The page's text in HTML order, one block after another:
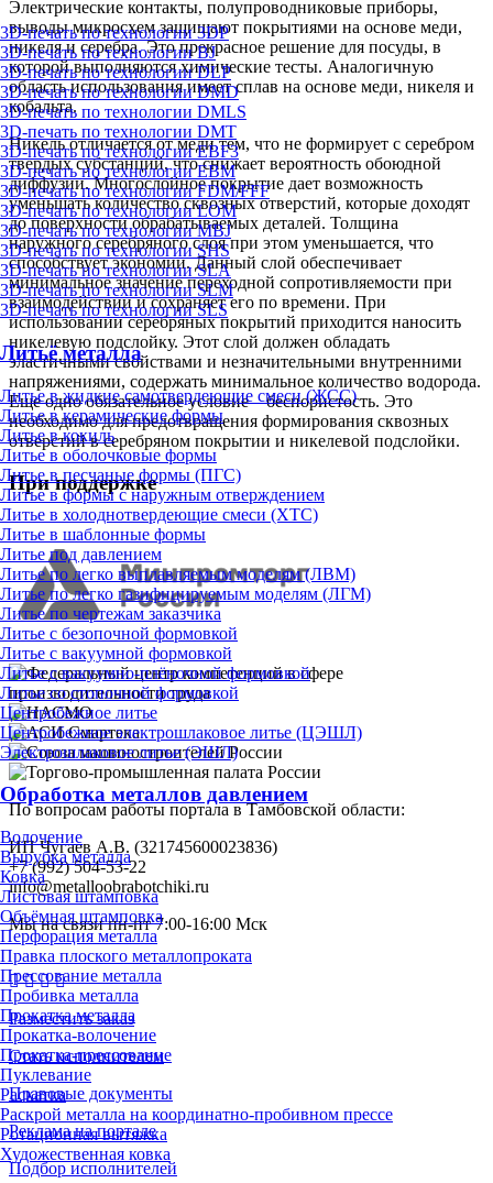
3D-печать по технологии 3DP
3D-печать по технологии BJ
3D-печать по технологии DLP
3D-печать по технологии DMD
3D-печать по технологии DMLS
3D-печать по технологии DMT
3D-печать по технологии EBF3
3D-печать по технологии EBM
3D-печать по технологии FDM/FFF
3D-печать по технологии LOM
3D-печать по технологии MBJ
3D-печать по технологии SHS
3D-печать по технологии SLA
3D-печать по технологии SLM
3D-печать по технологии SLS
Литьё металла
Литье в жидкие самотвердеющие смеси (ЖСС)
Литье в керамические формы
Литье в кокиль
Литье в оболочковые формы
Литье в песчаные формы (ПГС)
Литье в формы с наружным отверждением
Литье в холоднотвердеющие смеси (ХТС)
Литье в шаблонные формы
Литье под давлением
Литье по легко выплавляемым моделям (ЛВМ)
Литье по легко газифицируемым моделям (ЛГМ)
Литье по чертежам заказчика
Литье с безопочной формовкой
Литье с вакуумной формовкой
Литье с вакуумно-плёночной формовкой
Литье со стопочной формовкой
Центробежное литье
Центробежное электрошлаковое литье (ЦЭШЛ)
Электрошлаковое литье (ЭШЛ)
Обработка металлов давлением
Волочение
Вырубка металла
Ковка
Листовая штамповка
Объёмная штамповка
Перфорация металла
Правка плоского металлопроката
Прессование металла
Пробивка металла
Прокатка металла
Прокатка-волочение
Прокатка-прессование
Пуклевание
Раскатка
Раскрой металла на координатно-пробивном прессе
Ротационная вытяжка
Художественная ковка
Электрические контакты, полупроводниковые приборы,
выводы микросхем защищают покрытиями на основе меди,
никеля и серебра. Это прекрасное решение для посуды, в
которой выполняются химические тесты. Аналогичную
область использования имеет сплав на основе меди, никеля и
кобальта.
Никель отличается от меди тем, что не формирует с серебром
твердых субстанций, что снижает вероятность обоюдной
диффузии. Многослойное покрытие дает возможность
уменьшать количество сквозных отверстий, которые доходят
до поверхности обрабатываемых деталей. Толщина
наружного серебряного слоя при этом уменьшается, что
способствует экономии. Данный слой обеспечивает
минимальное значение переходной сопротивляемости при
взаимодействии и сохраняет его по времени. При
использовании серебряных покрытий приходится наносить
никелевую подслойку. Этот слой должен обладать
эластичными свойствами и незначительными внутренними
напряжениями, содержать минимальное количество водорода.
Еще одно обязательное условие – беспористость. Это
необходимо для предотвращения формирования сквозных
отверстий в серебряном покрытии и никелевой подслойки.
При поддержке
По вопросам работы портала в Тамбовской области:
ИП Чугаев А.В. (321745600023836)
+7 (992) 504-53-22
info@metalloobrabotchiki.ru
Мы на связи пн-пт 7:00-16:00 Мск
Разместить заказ
Стать исполнителем
Правовые документы
Реклама на портале
Подбор исполнителей